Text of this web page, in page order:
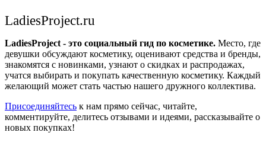
LadiesProject.ru
LadiesProject - это социальный гид по косметике. Место, где
девушки обсуждают косметику, оценивают средства и бренды,
знакомятся с новинками, узнают о скидках и распродажах,
учатся выбирать и покупать качественную косметику. Каждый
желающий может стать частью нашего дружного коллектива.
Присоединяйтесь к нам прямо сейчас, читайте,
комментируйте, делитесь отзывами и идеями, рассказывайте о
новых покупках!